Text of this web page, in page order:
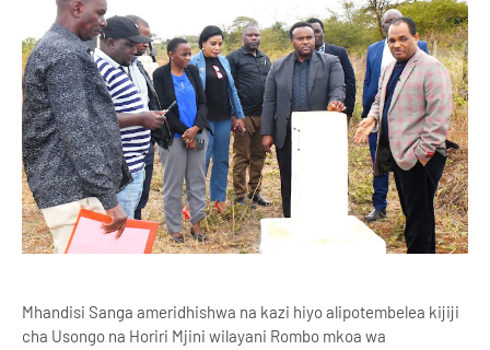
Mhandisi Sanga ameridhishwa na kazi hiyo alipotembelea kijiji
cha Usongo na Horiri Mjini wilayani Rombo mkoa wa